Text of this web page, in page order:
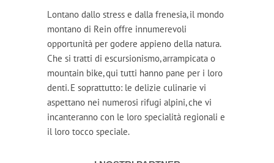
Lontano dallo stress e dalla frenesia, il mondo
montano di Rein offre innumerevoli
opportunità per godere appieno della natura.
Che si tratti di escursionismo, arrampicata o
mountain bike, qui tutti hanno pane per i loro
denti. E soprattutto: le delizie culinarie vi
aspettano nei numerosi rifugi alpini, che vi
incanteranno con le loro specialità regionali e
il loro tocco speciale.